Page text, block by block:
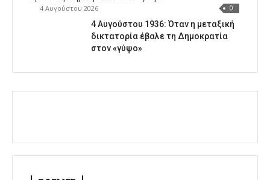
4 Αυγούστου 2026 0
4 Αυγούστου 1936: Όταν η μεταξική
δικτατορία έβαλε τη Δημοκρατία
στον «γύψο»